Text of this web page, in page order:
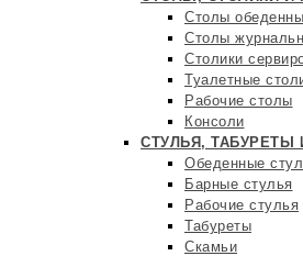
Столы
Столы
Столики
Туалетные
Рабочие столы
Консоли
СТУЛЬЯ, ТАБУРЕТЫ
Обеденные
Барные стулья
Рабочие стулья
Табуреты
Скамьи